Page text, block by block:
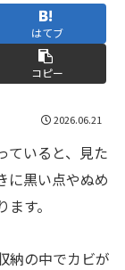
はてブ
コピー
2026.06.21
ていると、見た
に黒い点やぬめ
す。
納の中でカビが